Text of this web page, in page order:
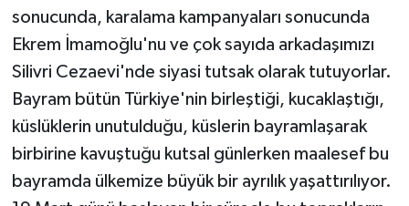
sonucunda, karalama kampanyaları sonucunda
Ekrem İmamoğlu'nu ve çok sayıda arkadaşımızı
Silivri Cezaevi'nde siyasi tutsak olarak tutuyorlar.
Bayram bütün Türkiye'nin birleştiği, kucaklaştığı,
küslüklerin unutulduğu, küslerin bayramlaşarak
birbirine kavuştuğu kutsal günlerken maalesef bu
bayramda ülkemize büyük bir ayrılık yaşattırılıyor.